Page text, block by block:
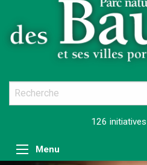
126 initiatives
Menu